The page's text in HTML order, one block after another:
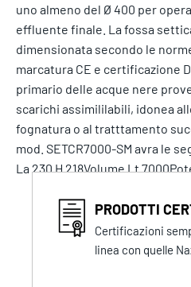
uno almeno del Ø 400 per
effluente finale. La fossa
dimensionata secondo le norme
marcatura CE e certificazione
primario delle acque nere
scarichi assimililabili, idonea
fognatura o al tratttamento
mod. SETCR7000-SM avra le
La 230 H 218Volume Lt
PRODOTTI
Certificazioni
linea con quelle